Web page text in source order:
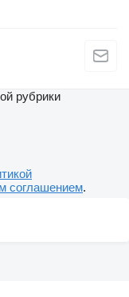
рубрики
соглашением.